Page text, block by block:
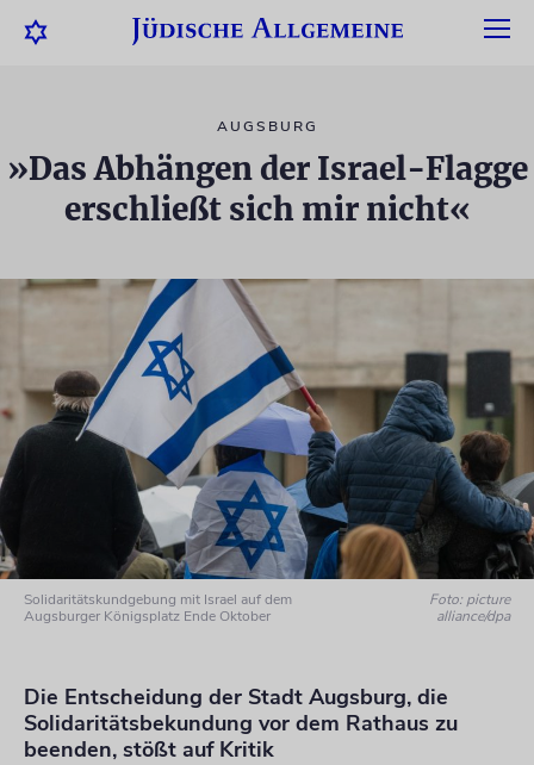
AUGSBURG
»Das Abhängen der Israel-Flagge
erschließt sich mir nicht«
Solidaritätskundgebung mit Israel auf dem
Augsburger Königsplatz Ende Oktober
Foto: picture
alliance/dpa
Die Entscheidung der Stadt Augsburg, die
Solidaritätsbekundung vor dem Rathaus zu
beenden, stößt auf Kritik